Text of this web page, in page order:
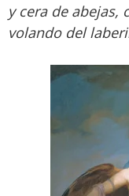
y cera de abejas,
volando del